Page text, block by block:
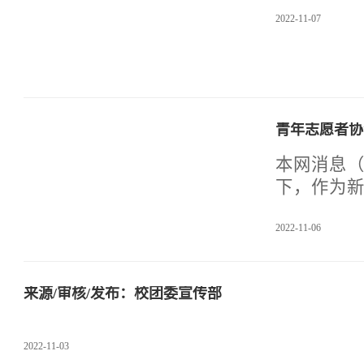
2022-11-07
青年志愿者
本网消息
下，作为
年11月5日
2022-11-06
来源/审核/发布：校团委宣传部
2022-11-03